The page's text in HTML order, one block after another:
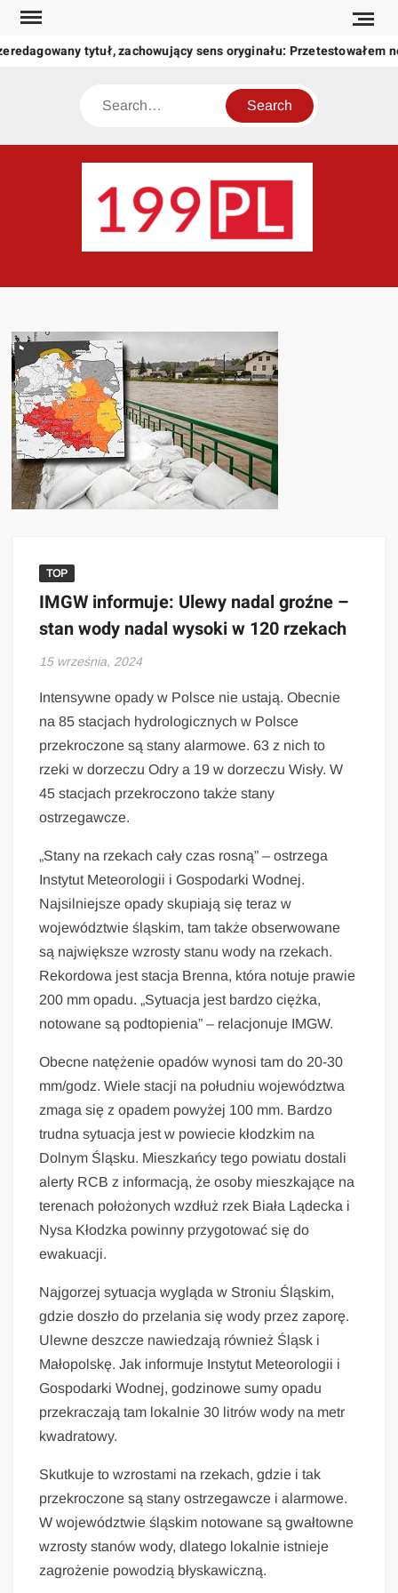
Skip
content
tytuł, zachowujący sens oryginału: Przetestowałem
Search
świat
TOP
IMGW informuje: Ulewy nadal groźne –
stan wody nadal wysoki w 120 rzekach
15 września, 2024
Intensywne opady w Polsce nie ustają. Obecnie
na 85 stacjach hydrologicznych w Polsce
przekroczone są stany alarmowe. 63 z nich to
rzeki w dorzeczu Odry a 19 w dorzeczu Wisły. W
45 stacjach przekroczono także stany
ostrzegawcze.
„Stany na rzekach cały czas rosną” – ostrzega
Instytut Meteorologii i Gospodarki Wodnej.
Najsilniejsze opady skupiają się teraz w
województwie śląskim, tam także obserwowane
są największe wzrosty stanu wody na rzekach.
Rekordowa jest stacja Brenna, która notuje prawie
200 mm opadu. „Sytuacja jest bardzo ciężka,
notowane są podtopienia” – relacjonuje IMGW.
Obecne natężenie opadów wynosi tam do 20-30
mm/godz. Wiele stacji na południu województwa
zmaga się z opadem powyżej 100 mm. Bardzo
trudna sytuacja jest w powiecie kłodzkim na
Dolnym Śląsku. Mieszkańcy tego powiatu dostali
alerty RCB z informacją, że osoby mieszkające na
terenach położonych wzdłuż rzek Biała Lądecka i
Nysa Kłodzka powinny przygotować się do
ewakuacji.
Najgorzej sytuacja wygląda w Stroniu Śląskim,
gdzie doszło do przelania się wody przez zaporę.
Ulewne deszcze nawiedzają również Śląsk i
Małopolskę. Jak informuje Instytut Meteorologii i
Gospodarki Wodnej, godzinowe sumy opadu
przekraczają tam lokalnie 30 litrów wody na metr
kwadratowy.
Skutkuje to wzrostami na rzekach, gdzie i tak
przekroczone są stany ostrzegawcze i alarmowe.
W województwie śląskim notowane są gwałtowne
wzrosty stanów wody, dlatego lokalnie istnieje
zagrożenie powodzią błyskawiczną.